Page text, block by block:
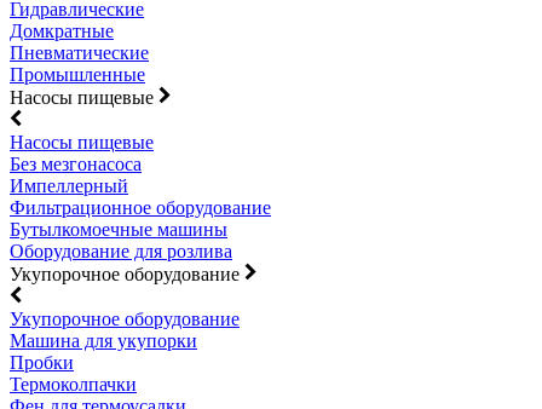
Гидравлические
Домкратные
Пневматические
Промышленные
Насосы пищевые
Насосы пищевые
Без мезгонасоса
Импеллерный
Фильтрационное оборудование
Бутылкомоечные машины
Оборудование для розлива
Укупорочное оборудование
Укупорочное оборудование
Машина для укупорки
Пробки
Термоколпачки